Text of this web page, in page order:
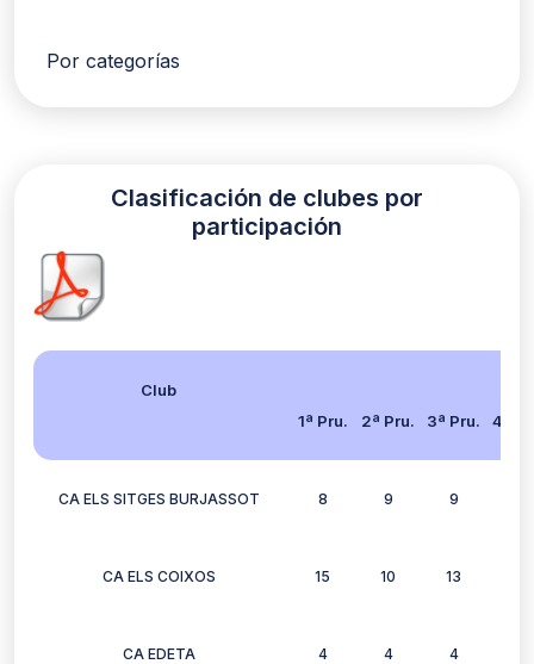
Por categorías
Clasificación de clubes por
participación
Club
1ª Pru.
2ª Pru. 3ª Pru. 4ª
CA ELS SITGES BURJASSOT 8 9 9
CA ELS COIXOS 15 10 13
CA EDETA 4 4 4